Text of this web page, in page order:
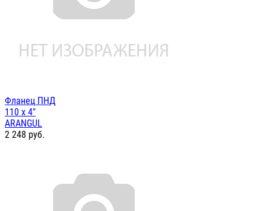
Фланец ПНД
110 х 4"
ARANGUL
2 248 руб.